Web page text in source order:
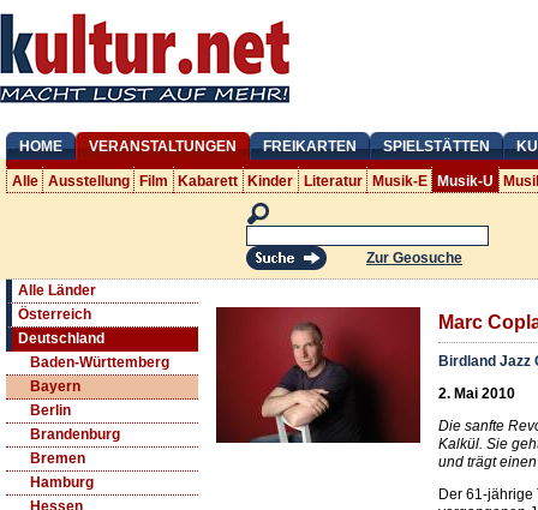
HOME VERANSTALTUNGEN FREIKARTEN SPIELSTÄTTEN
Alle Ausstellung Film Kabarett Kinder Literatur Musik-E Musik-U
Zur Geosuche
Alle Länder
Österreich
Deutschland
Baden-Württemberg
Bayern
Berlin
Brandenburg
Bremen
Hamburg
Hessen
Marc
Birdland Jazz
2. Mai 2010
Die sanfte
Kalkül. Sie
und trägt
Der 61-jährige